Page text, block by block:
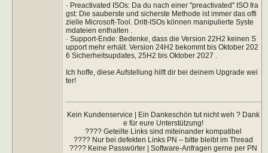
· Preactivated ISOs: Da du nach einer "preactivated" ISO fra
gst: Die sauberste und sicherste Methode ist immer das offi
zielle Microsoft-Tool. Dritt-ISOs können manipulierte Syste
mdateien enthalten .
· Support-Ende: Bedenke, dass die Version 22H2 keinen S
upport mehr erhält. Version 24H2 bekommt bis Oktober 202
6 Sicherheitsupdates, 25H2 bis Oktober 2027 .
Ich hoffe, diese Aufstellung hilft dir bei deinem Upgrade wei
ter!
Kein Kundenservice | Ein Dankeschön tut nicht weh ? Dank
e für eure Unterstützung!
???? Geteilte Links sind miteinander kompatibel
???? Nur bei defekten Links PN – bitte bleibt im Thread
???? Keine Passwörter | Software-Anfragen gerne per PN